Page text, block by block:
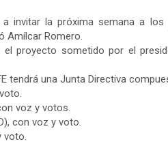
invitar la próxima semana a los
Amílcar Romero.
proyecto sometido por el
tendrá una Junta Directiva
voz y votos.
con voz y voto.
voto.